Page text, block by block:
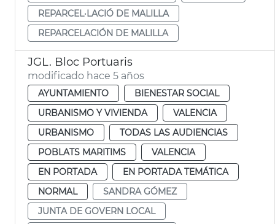
REPARCEL·LACIÓ DE MALILLA
REPARCELACIÓN DE MALILLA
JGL. Bloc Portuaris
modificado hace 5 años
AYUNTAMIENTO
BIENESTAR SOCIAL
URBANISMO Y VIVIENDA
VALENCIA
URBANISMO
TODAS LAS AUDIENCIAS
POBLATS MARITIMS
VALENCIA
EN PORTADA
EN PORTADA TEMÁTICA
NORMAL
SANDRA GÓMEZ
JUNTA DE GOVERN LOCAL